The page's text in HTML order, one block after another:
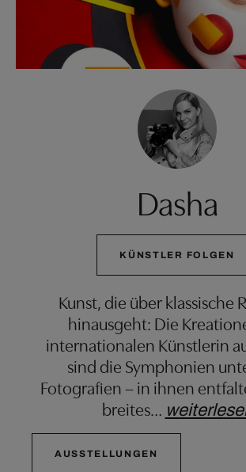
Dasha
KÜNSTLER FOLGEN
Kunst, die über klassische
hinausgeht: Die
internationalen Künstlerin
sind die Symphonien
Fotografien – in ihnen
breites…
AUSSTELLUNGEN